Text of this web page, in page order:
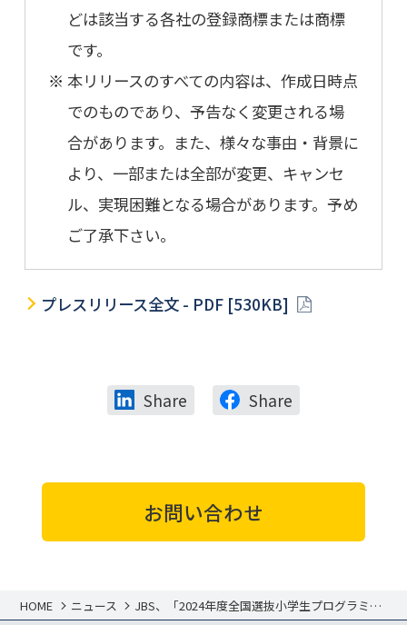
どは該当する各社の登録商標または商標
です。
本リリースのすべての内容は、作成日時点
でのものであり、予告なく変更される場
合があります。また、様々な事由・背景に
より、一部または全部が変更、キャンセ
ル、実現困難となる場合があります。予め
ご了承下さい。
プレスリリース全文 - PDF [530KB]
Share Share
お問い合わせ
HOME ニュース JBS、「2024年度全国選抜小学生プログラミン
グ大会」 に協賛